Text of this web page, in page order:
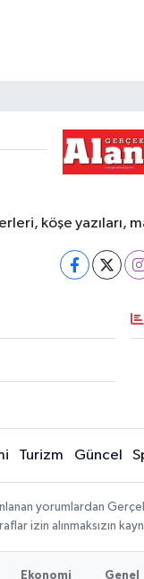
köşe yazıları,
Turizm Güncel
yorumlardan
izin alınmaksızın
Ekonomi Genel